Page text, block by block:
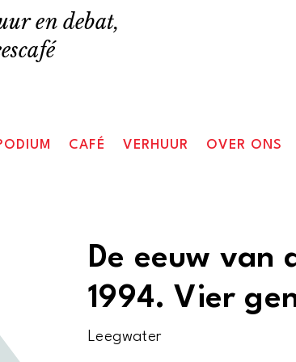
en debat,
CAFÉ VERHUUR OVER ONS
De eeuw van
1994. Vier
Leegwater